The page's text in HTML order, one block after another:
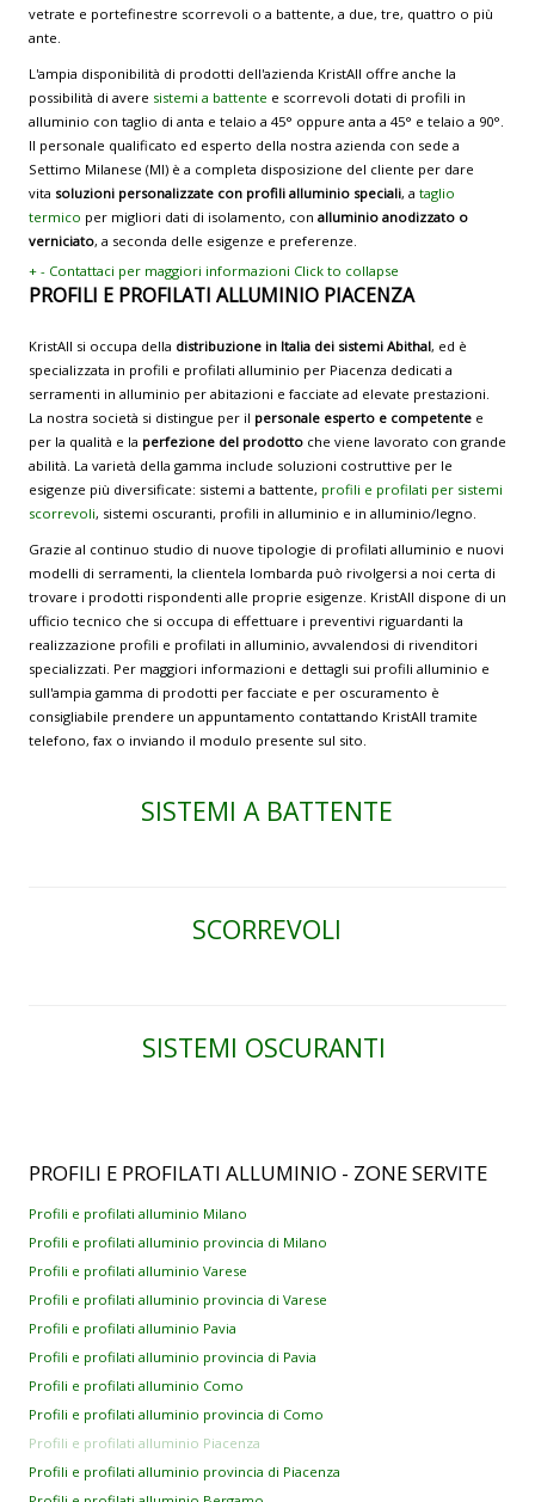
vetrate e portefinestre scorrevoli o a battente, a due, tre, quattro o più
ante.
L'ampia disponibilità di prodotti dell'azienda KristAll offre anche la
possibilità di avere sistemi a battente e scorrevoli dotati di profili in
alluminio con taglio di anta e telaio a 45° oppure anta a 45° e telaio a 90°.
Il personale qualificato ed esperto della nostra azienda con sede a
Settimo Milanese (MI) è a completa disposizione del cliente per dare
vita soluzioni personalizzate con profili alluminio speciali, a taglio
termico per migliori dati di isolamento, con alluminio anodizzato o
verniciato, a seconda delle esigenze e preferenze.
+ - Contattaci per maggiori informazioni Click to collapse
PROFILI E PROFILATI ALLUMINIO PIACENZA
KristAll si occupa della distribuzione in Italia dei sistemi Abithal, ed è
specializzata in profili e profilati alluminio per Piacenza dedicati a
serramenti in alluminio per abitazioni e facciate ad elevate prestazioni.
La nostra società si distingue per il personale esperto e competentee
per la qualità e la perfezione del prodottoche viene lavorato con grande
abilità. La varietà della gamma include soluzioni costruttive per le
esigenze più diversificate: sistemi a battente, profili e profilati per sistemi
scorrevoli, sistemi oscuranti, profili in alluminio e in alluminio/legno.
Grazie al continuo studio di nuove tipologie di profilati alluminio e nuovi
modelli di serramenti, la clientela lombarda può rivolgersi a noi certa di
trovare i prodotti rispondenti alle proprie esigenze. KristAll dispone di un
ufficio tecnico che si occupa di effettuare i preventivi riguardanti la
realizzazione profili e profilati in alluminio, avvalendosi di rivenditori
specializzati. Per maggiori informazioni e dettagli sui profili alluminio e
sull'ampia gamma di prodotti per facciate e per oscuramento è
consigliabile prendere un appuntamento contattando KristAll tramite
telefono, fax o inviando il modulo presente sul sito.
SISTEMI A BATTENTE
SCORREVOLI
SISTEMI OSCURANTI
PROFILI E PROFILATI ALLUMINIO - ZONE SERVITE
Profili e profilati alluminio Milano
Profili e profilati alluminio provincia di Milano
Profili e profilati alluminio Varese
Profili e profilati alluminio provincia di Varese
Profili e profilati alluminio Pavia
Profili e profilati alluminio provincia di Pavia
Profili e profilati alluminio Como
Profili e profilati alluminio provincia di Como
Profili e profilati alluminio Piacenza
Profili e profilati alluminio provincia di Piacenza